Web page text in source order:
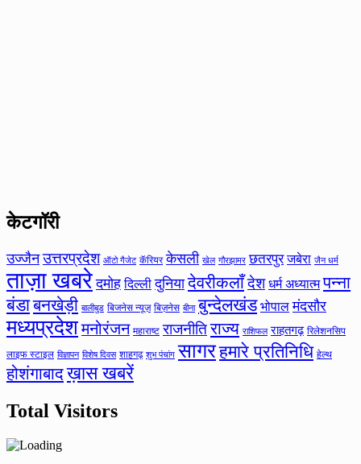
केटगॉरी
उज्जैन उत्तरप्रदेश ऑटो गैजेट कॅरियर केसली खेल गौरझामर छतरपुर जबेरा जैन धर्म
ताज़ा खबरे दमोह दिल्ली दुनिया देवरीकलाँदेश धर्म अध्यात्म पन्ना
बंडाबनखेड़ी बालीबुड बिजनेस न्यूज़ बिज़नेस बीना बुन्देलखंड भोपाल मंदसौर
मध्यप्रदेशमनोरंजन महाराष्ट राजनीतिराज्य राशिफल राहतगढ़ रिलेशनसिप
लाइफ स्टाइल विज्ञापन विशेष दिवस शाहगढ़ शुभ पंचांग सागरहमारे प्रतिनिधि हेल्थ
होशंगाबादख़ास खबरें
Total Visitors